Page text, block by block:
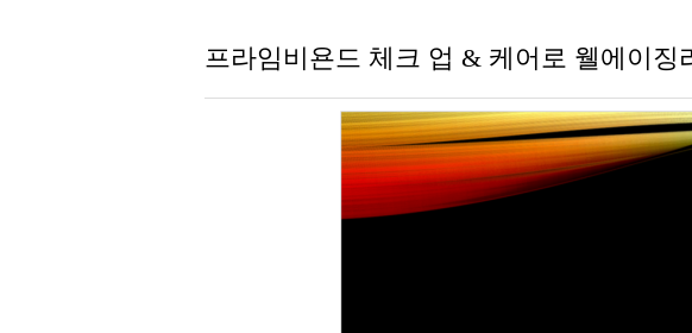
프라임비욘드 체크 업 & 케어로 웰에이징